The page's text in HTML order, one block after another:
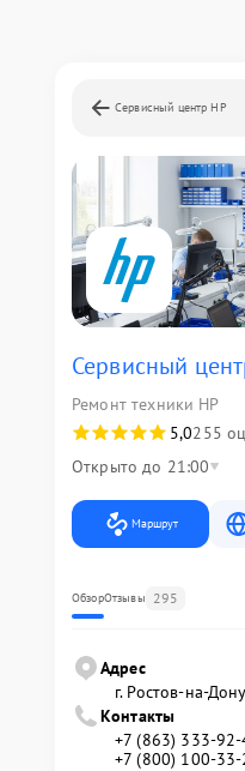
Сервисный центр HP
Сервисный
Ремонт техники HP
5,0255
Открыто до 21:00
Маршрут
ОбзорОтзывы 295
Адрес
г. Ростов-на-
Контакты
+7 (863) 333-
+7 (800) 100-